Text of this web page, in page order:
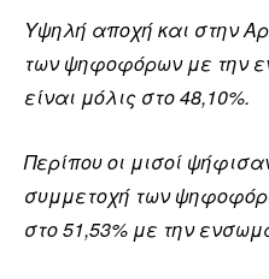
Υψηλή αποχή και στην
των ψηφοφόρων με την
είναι μόλις στο 48,10%.
Περίπου οι μισοί
συμμετοχή των
στο 51,53% με την